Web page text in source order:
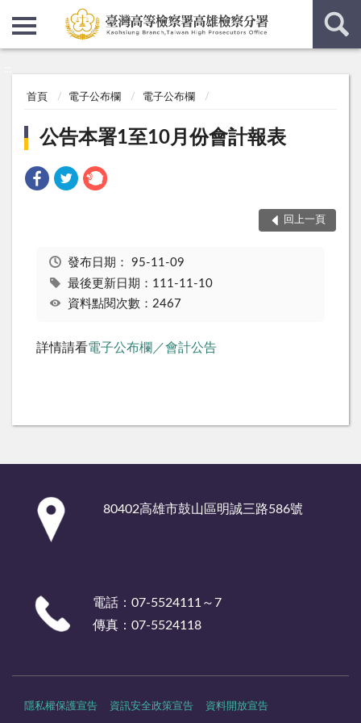
首頁 電子公布欄 電子公布欄
公告本署1至10月份會計報表
回上一頁
發布日期： 95-11-09
最後更新日期：111-11-10
資料點閱次數：2467
詳情請看電子公布欄／會計公告
80402高雄市鼓山區明誠三路586號
電話：07-5524111～7
傳真：07-5524118
隱私權保護宣告 資訊安全政策宣告 資料開放宣告